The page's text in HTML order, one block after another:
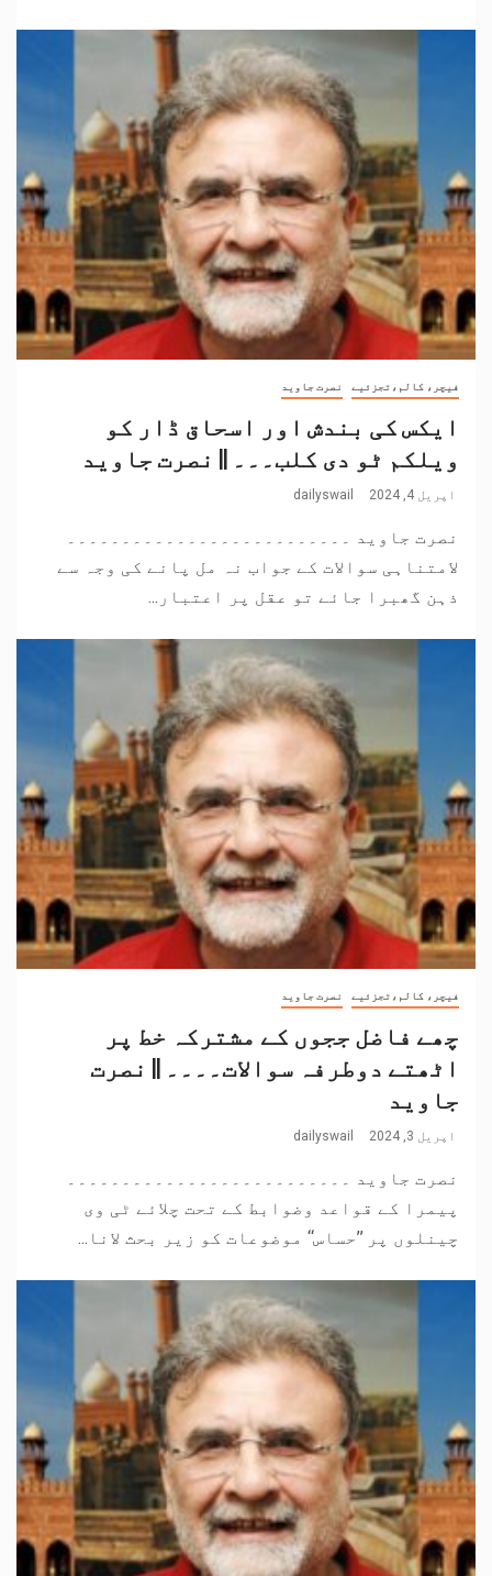
فیچر، کالم،تجزئیے نصرت جاوید
ایکس کی بندش اور اسحاق ڈار کو
ویلکم ٹو دی کلب۔۔۔ || نصرت جاوید
اپریل 4, 2024 dailyswail
نصرت جاوید ۔۔۔۔۔۔۔۔۔۔۔۔۔۔۔۔۔۔۔۔۔۔۔۔۔۔
لامتناہی سوالات کے جواب نہ مل پانے کی وجہ سے
ذہن گھبرا جائے تو عقل پر اعتبار...
فیچر، کالم،تجزئیے نصرت جاوید
چھے فاضل ججوں کے مشترکہ خط پر
اٹھتے دوطرفہ سوالات۔۔۔۔ || نصرت
جاوید
اپریل 3, 2024 dailyswail
نصرت جاوید ۔۔۔۔۔۔۔۔۔۔۔۔۔۔۔۔۔۔۔۔۔۔۔۔۔۔
پیمرا کے قواعد وضوابط کے تحت چلائے ٹی وی
چینلوں پر ’’حساس‘‘ موضوعات کو زیر بحث لانا...